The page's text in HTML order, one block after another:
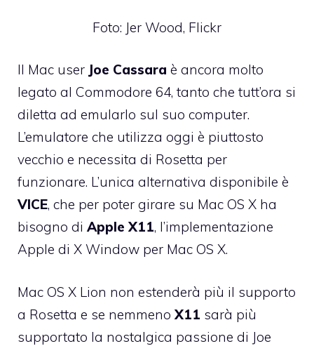
Foto: Jer Wood, Flickr
Il Mac user Joe Cassara è ancora molto
legato al Commodore 64, tanto che tutt’ora si
diletta ad emularlo sul suo computer.
L’emulatore che utilizza oggi è piuttosto
vecchio e necessita di Rosetta per
funzionare. L’unica alternativa disponibile è
VICE, che per poter girare su Mac OS X ha
bisogno di Apple X11, l’implementazione
Apple di X Window per Mac OS X.
Mac OS X Lion non estenderà più il supporto
a Rosetta e se nemmeno X11 sarà più
supportato la nostalgica passione di Joe